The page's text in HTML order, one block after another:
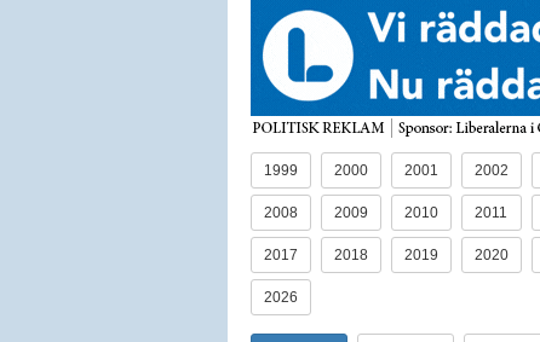
1999 2000 2001 2002
2008 2009 2010 2011
2017 2018 2019 2020
2026